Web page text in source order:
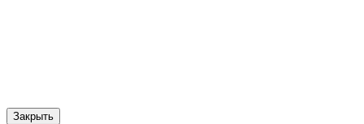
Закрыть